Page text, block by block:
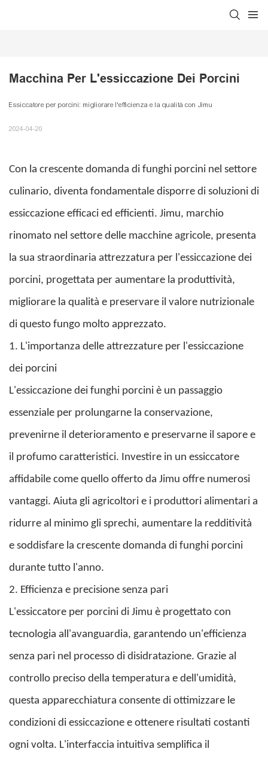
Macchina Per L'essiccazione Dei Porcini
Essiccatore per porcini: migliorare l'efficienza e la qualità con Jimu
2024-04-20
Con la crescente domanda di funghi porcini nel settore
culinario, diventa fondamentale disporre di soluzioni di
essiccazione efficaci ed efficienti. Jimu, marchio
rinomato nel settore delle macchine agricole, presenta
la sua straordinaria attrezzatura per l'essiccazione dei
porcini, progettata per aumentare la produttività,
migliorare la qualità e preservare il valore nutrizionale
di questo fungo molto apprezzato.
1. L'importanza delle attrezzature per l'essiccazione
dei porcini
L'essiccazione dei funghi porcini è un passaggio
essenziale per prolungarne la conservazione,
prevenirne il deterioramento e preservarne il sapore e
il profumo caratteristici. Investire in un essiccatore
affidabile come quello offerto da Jimu offre numerosi
vantaggi. Aiuta gli agricoltori e i produttori alimentari a
ridurre al minimo gli sprechi, aumentare la redditività
e soddisfare la crescente domanda di funghi porcini
durante tutto l'anno.
2. Efficienza e precisione senza pari
L'essiccatore per porcini di Jimu è progettato con
tecnologia all'avanguardia, garantendo un'efficienza
senza pari nel processo di disidratazione. Grazie al
controllo preciso della temperatura e dell'umidità,
questa apparecchiatura consente di ottimizzare le
condizioni di essiccazione e ottenere risultati costanti
ogni volta. L'interfaccia intuitiva semplifica il